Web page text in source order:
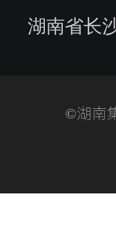
湖南省长
©湖南